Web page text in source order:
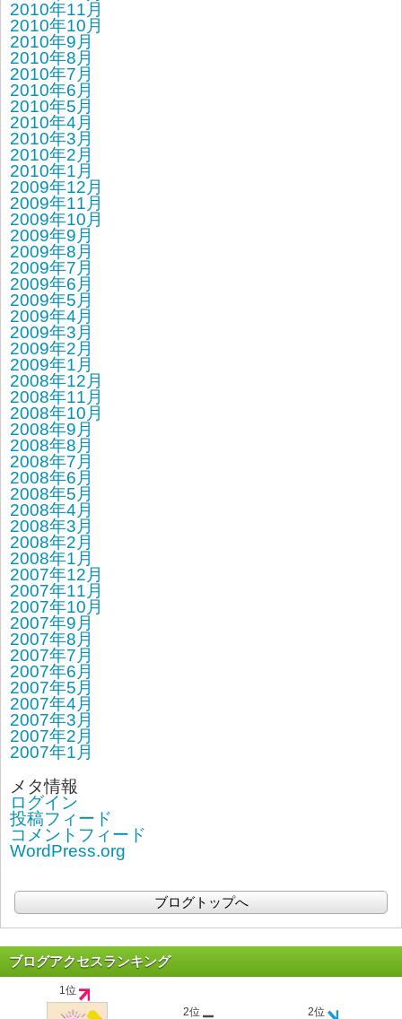
2010年11月
2010年10月
2010年9月
2010年8月
2010年7月
2010年6月
2010年5月
2010年4月
2010年3月
2010年2月
2010年1月
2009年12月
2009年11月
2009年10月
2009年9月
2009年8月
2009年7月
2009年6月
2009年5月
2009年4月
2009年3月
2009年2月
2009年1月
2008年12月
2008年11月
2008年10月
2008年9月
2008年8月
2008年7月
2008年6月
2008年5月
2008年4月
2008年3月
2008年2月
2008年1月
2007年12月
2007年11月
2007年10月
2007年9月
2007年8月
2007年7月
2007年6月
2007年5月
2007年4月
2007年3月
2007年2月
2007年1月
メタ情報
ログイン
投稿フィード
コメントフィード
WordPress.org
ブログトップへ
ブログアクセスランキング
1位
2位 2位